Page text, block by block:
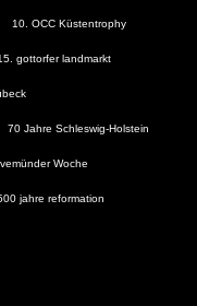
10. OCC Küstentrophy
gottorfer landmarkt
70 Jahre Schleswig-Holstein
Woche
jahre reformation